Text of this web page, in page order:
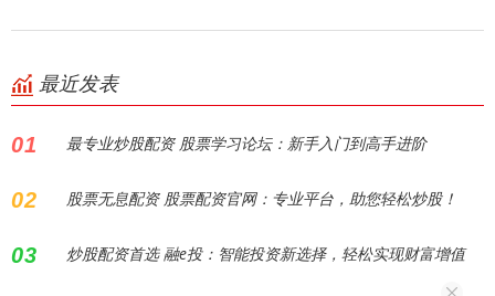
最近发表
01 最专业炒股配资 股票学习论坛：新手入门到高手进阶
02 股票无息配资 股票配资官网：专业平台，助您轻松炒股！
03 炒股配资首选 融e投：智能投资新选择，轻松实现财富增值